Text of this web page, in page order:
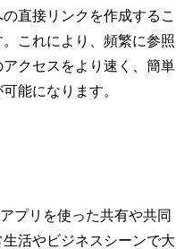
直接リンクを作成するこ
。これにより、頻繁に参照
クセスをより速く、簡単
能になります。
プリを使った共有や共同
活やビジネスシーンで大